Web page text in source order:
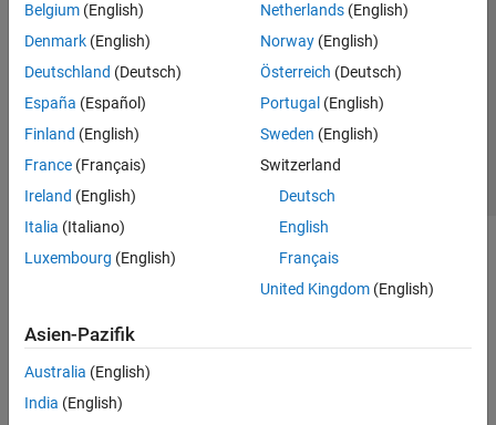
Belgium (English)
Denmark (English)
Deutschland (Deutsch)
España (Español)
Finland (English)
France (Français)
Ireland (English)
Italia (Italiano)
Luxembourg (English)
Netherlands(English)
Norway(English)
Österreich (Deutsch)
Portugal (English)
Sweden (English)
Switzerland
Deutsch
English
Français
United Kingdom(English)
Asien-Pazifik
Australia (English)
India (English)
Trust Center
Datenschutz-Richtlinien
Datendiebstahl verhindern
Status von Anwendungen
© 1994-2026 The MathWorks, Inc.
Website auswählen
Deutschland